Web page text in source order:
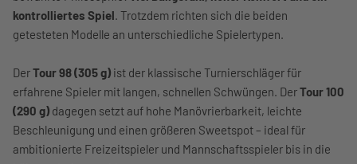
kontrolliertes Spiel. Trotzdem richten sich die beiden
getesteten Modelle an unterschiedliche Spielertypen.
DerTour 98 (305 g) ist der klassische Turnierschläger für
erfahrene Spieler mit langen, schnellen Schwüngen. DerTour 100
(290 g) dagegen setzt auf hohe Manövrierbarkeit, leichte
Beschleunigung und einen größeren Sweetspot – ideal für
ambitionierte Freizeitspieler und Mannschaftsspieler bis in die